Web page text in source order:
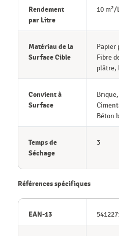
Rendement
par Litre
10 m²/
Matériau de la
Surface Cible
Papier
Fibre
plâtre,
Convient à
Surface
Béton
Temps de
Séchage
3
Références spécifiques
EAN-13